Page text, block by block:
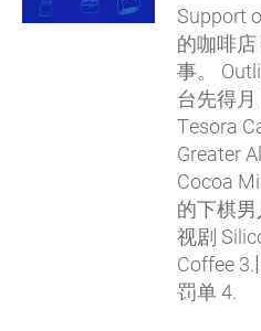
Support
的咖啡
事。
台先得
Tesora
Greater
Cocoa
的下棋
视剧
Coffee
罚单 4.